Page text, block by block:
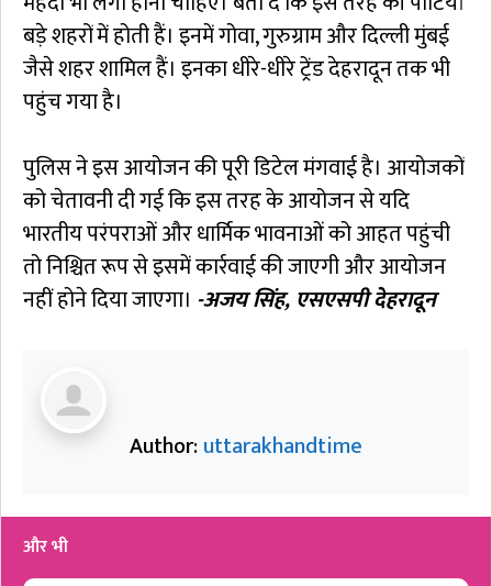
बड़े शहरों में होती हैं। इनमें गोवा, गुरुग्राम और दिल्ली मुंबई
जैसे शहर शामिल हैं। इनका धीरे-धीरे ट्रेंड देहरादून तक भी
पहुंच गया है।
पुलिस ने इस आयोजन की पूरी डिटेल मंगवाई है। आयोजकों
को चेतावनी दी गई कि इस तरह के आयोजन से यदि
भारतीय परंपराओं और धार्मिक भावनाओं को आहत पहुंची
तो निश्चित रूप से इसमें कार्रवाई की जाएगी और आयोजन
नहीं होने दिया जाएगा। -अजय सिंह, एसएसपी देहरादून
Author:uttarakhandtime
और भी